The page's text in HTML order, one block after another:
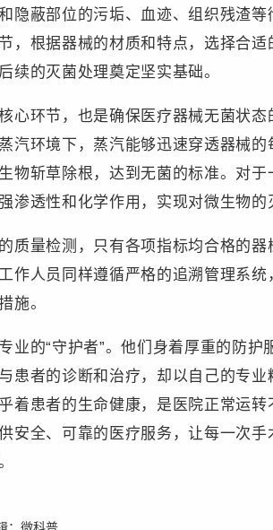
隐蔽部位的污垢、血迹、组织残渣
，根据器械的材质和特点，选择合
续的灭菌处理奠定坚实基础。
环节，也是确保医疗器械无菌状态
汽环境下，蒸汽能够迅速穿透器械
物斩草除根，达到无菌的标准。对
渗透性和化学作用，实现对微生物的
量检测，只有各项指标均合格的器
作人员同样遵循严格的追溯管理系
施。
的“守护者”。他们身着厚重的防护
患者的诊断和治疗，却以自己的专
着患者的生命健康，是医院正常运
安全、可靠的医疗服务，让每一次
微科普